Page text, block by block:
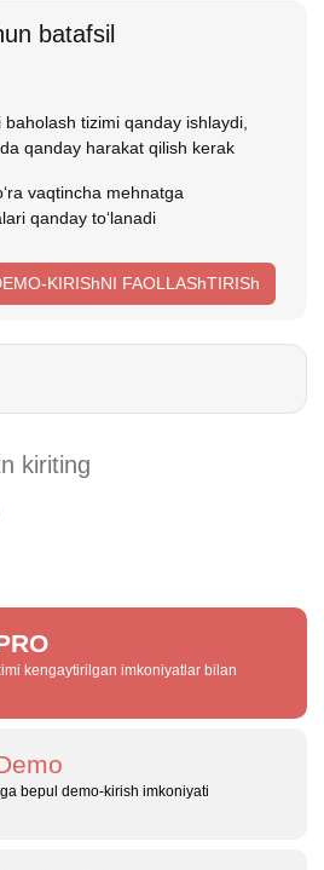
batafsil
baholash tizimi qanday ishlaydi,
qanday harakat qilish kerak
vaqtincha mehnatga
qanday toʻlanadi
KIRIShNI FAOLLAShTIRISh
kengaytirilgan imkoniyatlar bilan
bepul demo‑kirish imkoniyati